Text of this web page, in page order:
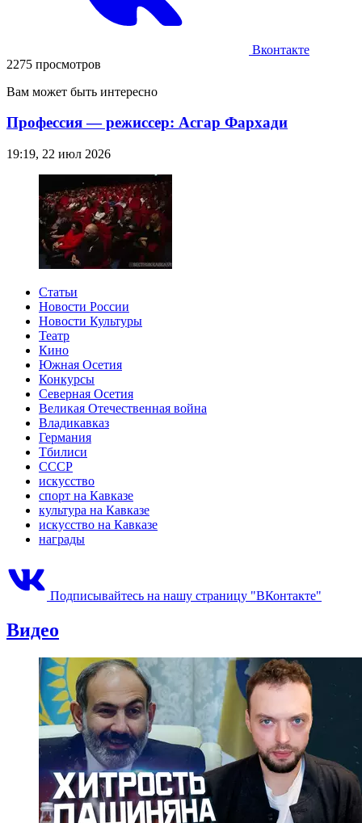
Вконтакте
2275 просмотров
Вам может быть интересно
Профессия — режиссер: Асгар Фархади
19:19, 22 июл 2026
Статьи
Новости России
Новости Культуры
Театр
Кино
Южная Осетия
Конкурсы
Северная Осетия
Великая Отечественная война
Владикавказ
Германия
Тбилиси
СССР
искусство
спорт на Кавказе
культура на Кавказе
искусство на Кавказе
награды
Подписывайтесь на нашу страницу "ВКонтакте"
Видео